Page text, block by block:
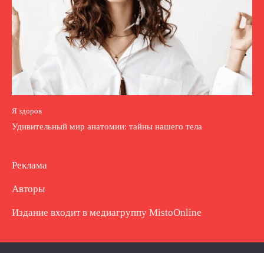
Я здоров
Удивительный мир анатомии: тайны нашего тела
Реклама
Авторы
Издание входит в медиагруппу MistoOnline